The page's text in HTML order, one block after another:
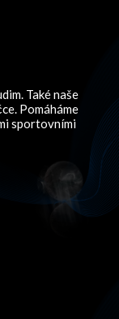
Také naše
Pomáháme
sportovními